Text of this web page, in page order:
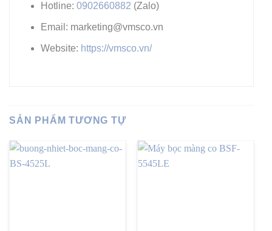
Hotline: 0902660882 (Zalo)
Email: marketing@vmsco.vn
Website: https://vmsco.vn/
SẢN PHẨM TƯƠNG TỰ